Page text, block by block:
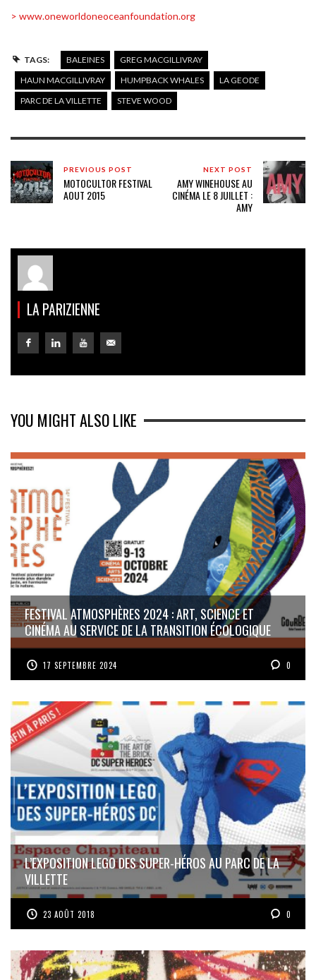
> www.oneworldoneoceanfoundation.org
TAGS: BALEINES
GREG MACGILLIVRAY
HAUN MACGILLIVRAY
HUMPBACK WHALES
LA GEODE
PARC DE LA VILLETTE
STEVE WOOD
PREVIOUS POST
MOTOCULTOR FESTIVAL
AOUT 2015
NEXT POST
AMY WINEHOUSE AU
CINÉMA LE 8 JUILLET :
AMY
LA PARIZIENNE
YOU MIGHT ALSO LIKE
FESTIVAL ATMOSPHÈRES 2024 : ART, SCIENCE ET
CINÉMA AU SERVICE DE LA TRANSITION ÉCOLOGIQUE
17 SEPTEMBRE 2024 0
L’EXPOSITION LEGO DES SUPER-HÉROS AU PARC DE LA
VILLETTE
23 AOÛT 2018 0